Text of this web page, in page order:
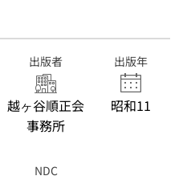
出版者
越ヶ谷順正会
事務所
出版年
昭和11
NDC